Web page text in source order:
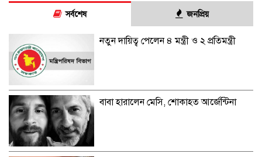
সর্বশেষ জনপ্রিয়
নতুন দায়িত্ব পেলেন ৪ মন্ত্রী ও ২ প্রতিমন্ত্রী
বাবা হারালেন মেসি, শোকাহত আর্জেন্টিনা